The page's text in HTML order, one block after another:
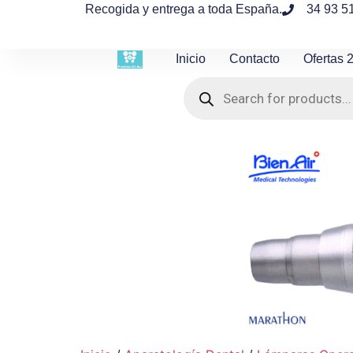
Recogida y entrega a toda España. 34 93
Inicio Contacto Ofertas